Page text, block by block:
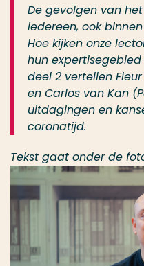
De gevolgen van
iedereen, ook
Hoe kijken onze
hun
deel 2 vertellen
en Carlos van Kan
uitdagingen en
coronatijd.
Tekst gaat onder de